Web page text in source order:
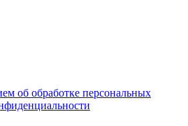
об обработке персональных